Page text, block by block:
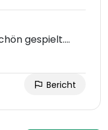
gespielt....
Bericht